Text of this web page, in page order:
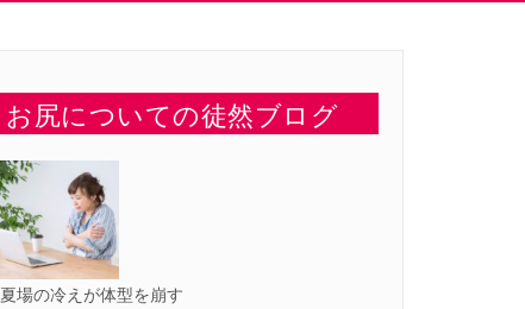
お尻についての徒然ブログ
夏場の冷えが体型を崩す